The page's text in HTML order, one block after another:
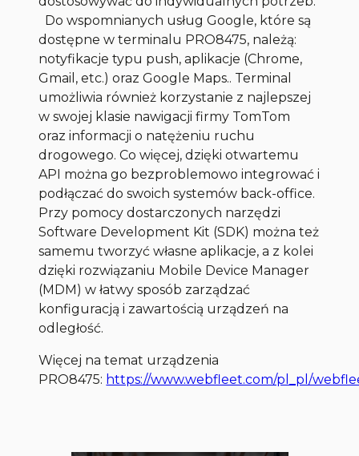
Do wspomnianych usług Google, które są
dostępne w terminalu PRO8475, należą:
notyfikacje typu push, aplikacje (Chrome,
Gmail, etc.) oraz Google Maps.. Terminal
umożliwia również korzystanie z najlepszej
w swojej klasie nawigacji firmy TomTom
oraz informacji o natężeniu ruchu
drogowego. Co więcej, dzięki otwartemu
API można go bezproblemowo integrować i
podłączać do swoich systemów back-office.
Przy pomocy dostarczonych narzędzi
Software Development Kit (SDK) można też
samemu tworzyć własne aplikacje, a z kolei
dzięki rozwiązaniu Mobile Device Manager
(MDM) w łatwy sposób zarządzać
konfiguracją i zawartością urządzeń na
odległość.
Więcej na temat urządzenia
PRO8475: https://www.webfleet.com/pl_pl/